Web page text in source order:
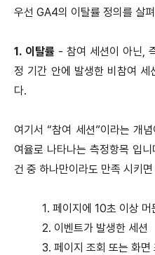
우선 GA4의 이탈률 정의를 살
1. 이탈률 - 참여 세션이 아닌,
정 기간 안에 발생한 비참여 세
다.
여기서 “참여 세션”이라는 개
여율로 나타나는 측정항목 입니
건 중 하나만이라도 만족 시키
1. 페이지에 10초 이상 머
2. 이벤트가 발생한 세션
3. 페이지 조회 또는 화면